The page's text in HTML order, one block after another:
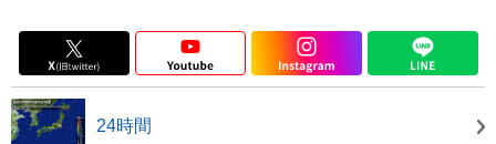
24時間